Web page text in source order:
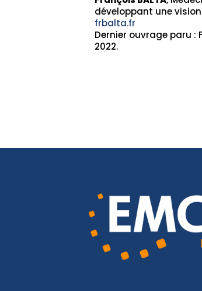
développant une
frbalta.fr
Dernier ouvrage paru : F.
2022.